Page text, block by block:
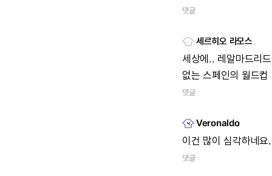
댓글
세르히오 라모스
세상에.. 레알마드리드
없는스페인의 월드컵
댓글
Veronaldo
이건 많이 심각하네요
댓글